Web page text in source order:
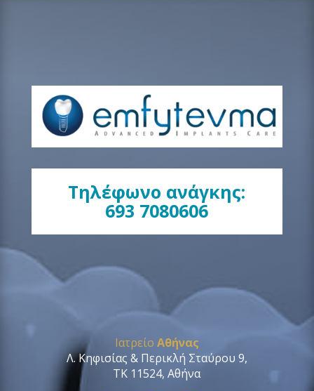
Τηλέφωνο ανάγκης:
693 7080606
Ιατρείο Αθήνας
Λ. Κηφισίας & Περικλή Σταύρου 9,
ΤΚ 11524, Αθήνα